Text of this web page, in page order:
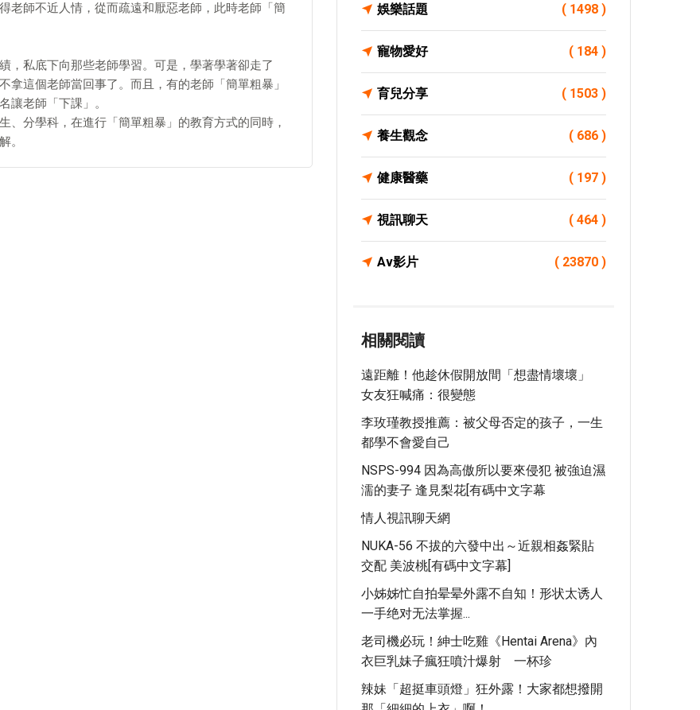
老師不近人情，從而疏遠和厭惡老師，此時老師「簡
私底下向那些老師學習。可是，學著學著卻走了
這個老師當回事了。而且，有的老師「簡單粗暴」
讓老師「下課」。
分學科，在進行「簡單粗暴」的教育方式的同時，
。
娛樂話題 ( 1498 )
寵物愛好 ( 184 )
育兒分享 ( 1503 )
養生觀念 ( 686 )
健康醫藥 ( 197 )
視訊聊天 ( 464 )
Av影片 ( 23870 )
相關閱讀
遠距離！他趁休假開放間「想盡情壞壞」
女友狂喊痛：很變態
李玫瑾教授推薦：被父母否定的孩子，一生
都學不會愛自己
NSPS-994 因為高傲所以要來侵犯 被強迫濕
濡的妻子 逢見梨花[有碼中文字幕
情人視訊聊天網
NUKA-56 不拔的六發中出～近親相姦緊貼
交配 美波桃[有碼中文字幕]
小姊姊忙自拍晕晕外露不自知！形状太诱人
一手绝对无法掌握...
老司機必玩！紳士吃雞《Hentai Arena》內
衣巨乳妹子瘋狂噴汁爆射 一杯珍
辣妹「超挺車頭燈」狂外露！大家都想撥開